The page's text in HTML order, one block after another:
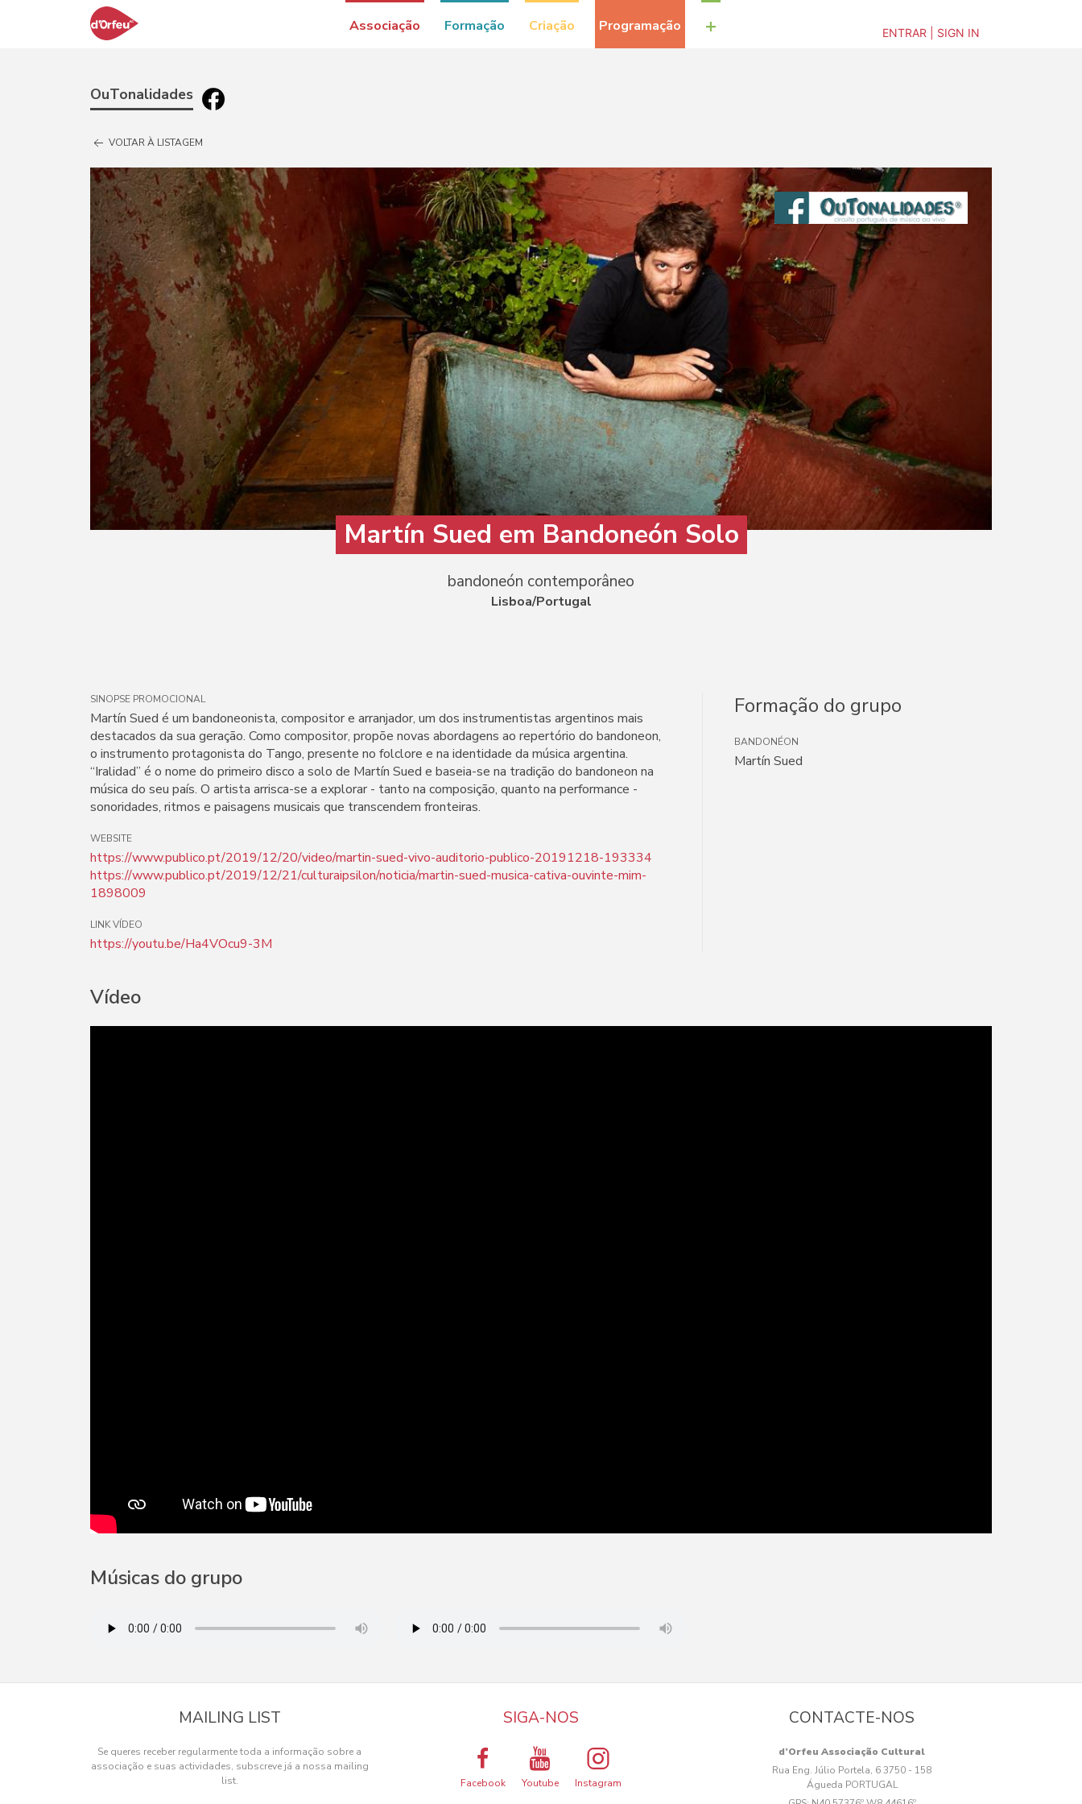
Associação Formação Criação Programação + ENTRAR | SIGN IN
OuTonalidades
VOLTAR À LISTAGEM
Martín Sued em Bandoneón Solo
bandoneón contemporâneo
Lisboa/Portugal
SINOPSE PROMOCIONAL
Martín Sued é um bandoneonista, compositor e arranjador, um dos instrumentistas argentinos mais
destacados da sua geração. Como compositor, propõe novas abordagens ao repertório do bandoneon,
o instrumento protagonista do Tango, presente no folclore e na identidade da música argentina.
“Iralidad” é o nome do primeiro disco a solo de Martín Sued e baseia-se na tradição do bandoneon na
música do seu país. O artista arrisca-se a explorar - tanto na composição, quanto na performance -
sonoridades, ritmos e paisagens musicais que transcendem fronteiras.
WEBSITE
https://www.publico.pt/2019/12/20/video/martin-sued-vivo-auditorio-publico-20191218-193334
https://www.publico.pt/2019/12/21/culturaipsilon/noticia/martin-sued-musica-cativa-ouvinte-mim-
1898009
LINK VÍDEO
https://youtu.be/Ha4VOcu9-3M
Formação do grupo
BANDONÉON
Martín Sued
Vídeo
Músicas do grupo
MAILING LIST
Se queres receber regularmente toda a informação sobre a
associação e suas actividades, subscreve já a nossa mailing
list.
SIGA-NOS
Facebook Youtube Instagram
CONTACTE-NOS
d’Orfeu Associação Cultural
Rua Eng. Júlio Portela, 6 3750 - 158
Águeda PORTUGAL